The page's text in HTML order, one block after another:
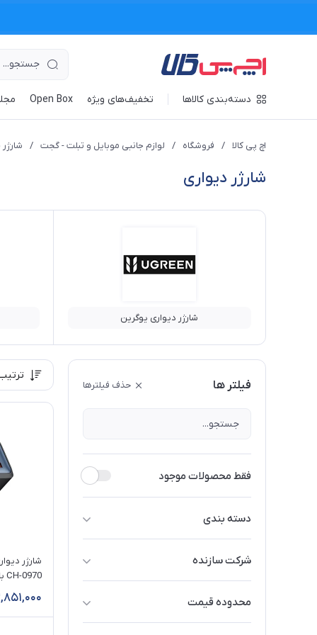
دسته‌بندی کالاها تخفیف‌های ویژه Open Box
اچ پی کالا / فروشگاه / لوازم جانبی موبایل و تبلت - گجت /
شارژر دیواری
شارژر دیواری یوگرین
فیلتر ها حذف فیلترها
فقط محصولات موجود
دسته بندی
شارژر دیواری باسئوس
شارژر دیواری انکر
شرکت سازنده
اوریکو / Orico
محدوده قیمت
خروجی USB-A